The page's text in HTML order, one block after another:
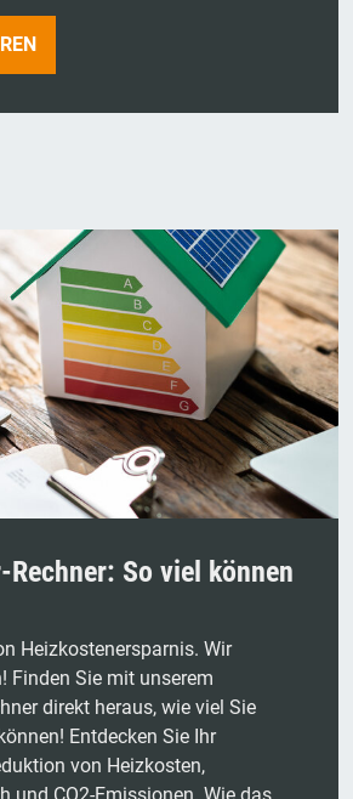
Rechner: So viel können
Heizkostenersparnis. Wir
Finden Sie mit unserem
direkt heraus, wie viel Sie
Entdecken Sie Ihr
von Heizkosten,